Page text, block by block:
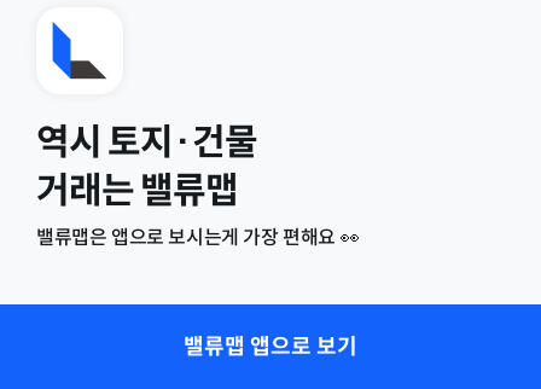
역시 토지·건물
거래는 밸류맵
밸류맵은 앱으로 보시는게 가장 편해요 👀
밸류맵 앱으로 보기